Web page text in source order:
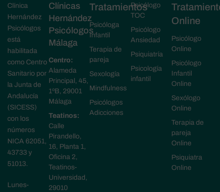
Clínica
Hernández
Psicólogos
está
habilitada
como Centro
Sanitario por
la Junta de
Andalucía
(SICESS)
con los
números
NICA 62051,
43733 y
51013.
Lunes-
Clínicas
Hernández
Psicólogos
Málaga
Centro:
Alameda
Principal, 45,
1ºB, 29001
Málaga
Teatinos:
Calle
Pirandello,
16, Planta 1,
Oficina 2,
Teatinos-
Universidad,
29010
Tratamientos
Psicóloga
Infantil
Terapia de
pareja
Sexología
Mindfulness
Psicólogos
Adicciones
Psicólogo
TOC
Psicólogo
Ansiedad
Psiquiatría
Psicología
infantil
Online
Psicólogo
Online
Psicólogo
Infantil
Online
Sexólogo
Online
Terapia de
pareja
Online
Psiquiatra
Online